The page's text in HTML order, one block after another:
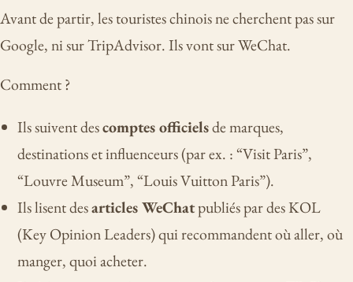
Avant de partir, les touristes chinois ne cherchent pas sur
Google, ni sur TripAdvisor. Ils vont sur WeChat.
Comment ?
Ils suivent descomptes officielsde marques,
destinations et influenceurs (par ex. : “Visit Paris”,
“Louvre Museum”, “Louis Vuitton Paris”).
Ils lisent desarticles WeChatpubliés par des KOL
(Key Opinion Leaders) qui recommandent où aller, où
manger, quoi acheter.